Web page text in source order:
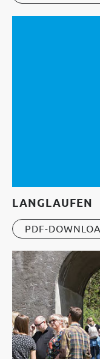
LANGLAUFEN
PDF-